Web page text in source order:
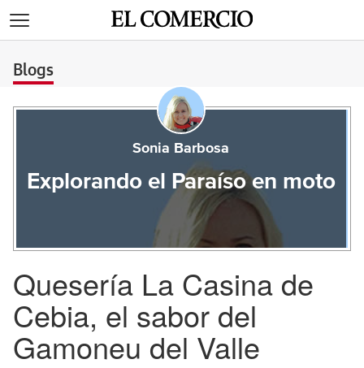
Blogs
Sonia Barbosa
Explorando el Paraíso en moto
Quesería La Casina de
Cebia, el sabor del
Gamoneu del Valle